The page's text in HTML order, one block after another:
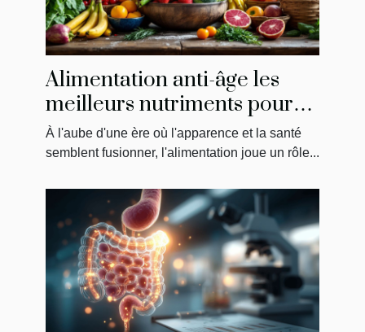
Alimentation anti-âge les
meilleurs nutriments pour
une peau jeune et saine
À l'aube d'une ère où l'apparence et la santé
semblent fusionner, l'alimentation joue un rôle...